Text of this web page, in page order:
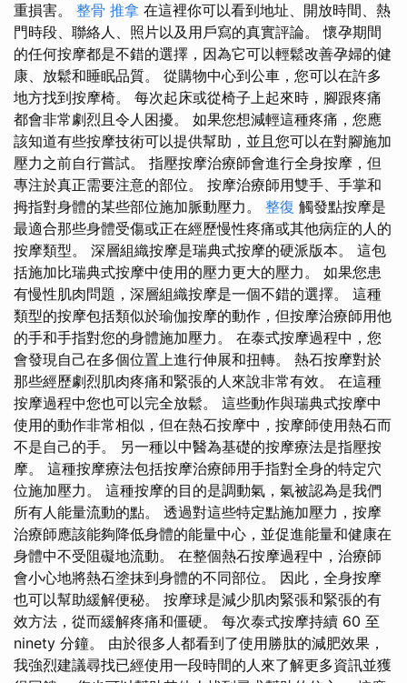
重損害。 整骨 推拿 在這裡你可以看到地址、開放時間、熱
門時段、聯絡人、照片以及用戶寫的真實評論。 懷孕期間
的任何按摩都是不錯的選擇，因為它可以輕鬆改善孕婦的健
康、放鬆和睡眠品質。 從購物中心到公車，您可以在許多
地方找到按摩椅。 每次起床或從椅子上起來時，腳跟疼痛
都會非常劇烈且令人困擾。 如果您想減輕這種疼痛，您應
該知道有些按摩技術可以提供幫助，並且您可以在對腳施加
壓力之前自行嘗試。 指壓按摩治療師會進行全身按摩，但
專注於真正需要注意的部位。 按摩治療師用雙手、手掌和
拇指對身體的某些部位施加脈動壓力。 整復 觸發點按摩是
最適合那些身體受傷或正在經歷慢性疼痛或其他病症的人的
按摩類型。 深層組織按摩是瑞典式按摩的硬派版本。 這包
括施加比瑞典式按摩中使用的壓力更大的壓力。 如果您患
有慢性肌肉問題，深層組織按摩是一個不錯的選擇。 這種
類型的按摩包括類似於瑜伽按摩的動作，但按摩治療師用他
的手和手指對您的身體施加壓力。 在泰式按摩過程中，您
會發現自己在多個位置上進行伸展和扭轉。 熱石按摩對於
那些經歷劇烈肌肉疼痛和緊張的人來說非常有效。 在這種
按摩過程中您也可以完全放鬆。 這些動作與瑞典式按摩中
使用的動作非常相似，但在熱石按摩中，按摩師使用熱石而
不是自己的手。 另一種以中醫為基礎的按摩療法是指壓按
摩。 這種按摩療法包括按摩治療師用手指對全身的特定穴
位施加壓力。 這種按摩的目的是調動氣，氣被認為是我們
所有人能量流動的點。 透過對這些特定點施加壓力，按摩
治療師應該能夠降低身體的能量中心，並促進能量和健康在
身體中不受阻礙地流動。 在整個熱石按摩過程中，治療師
會小心地將熱石塗抹到身體的不同部位。 因此，全身按摩
也可以幫助緩解便秘。 按摩球是減少肌肉緊張和緊張的有
效方法，從而緩解疼痛和僵硬。 每次泰式按摩持續 60 至
ninety 分鐘。 由於很多人都看到了使用勝肽的減肥效果，
我強烈建議尋找已經使用一段時間的人來了解更多資訊並獲